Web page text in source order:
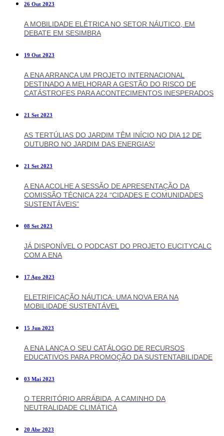
26 Out 2023
A MOBILIDADE ELÉTRICA NO SETOR NÁUTICO, EM
DEBATE EM SESIMBRA
19 Out 2023
A ENA ARRANCA UM PROJETO INTERNACIONAL
DESTINADO A MELHORAR A GESTÃO DO RISCO DE
CATÁSTROFES PARA ACONTECIMENTOS INESPERADOS
21 Set 2023
AS TERTÚLIAS DO JARDIM TÊM INÍCIO NO DIA 12 DE
OUTUBRO NO JARDIM DAS ENERGIAS!
21 Set 2023
A ENA ACOLHE A SESSÃO DE APRESENTAÇÃO DA
COMISSÃO TÉCNICA 224 “CIDADES E COMUNIDADES
SUSTENTÁVEIS”
08 Set 2023
JÁ DISPONÍVEL O PODCAST DO PROJETO EUCITYCALC
COM A ENA
17 Ago 2023
ELETRIFICAÇÃO NÁUTICA: UMA NOVA ERA NA
MOBILIDADE SUSTENTÁVEL
15 Jun 2023
A ENA LANÇA O SEU CATÁLOGO DE RECURSOS
EDUCATIVOS PARA PROMOÇÃO DA SUSTENTABILIDADE
03 Mai 2023
O TERRITÓRIO ARRÁBIDA, A CAMINHO DA
NEUTRALIDADE CLIMÁTICA
20 Abr 2023